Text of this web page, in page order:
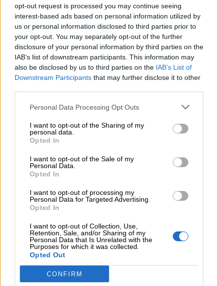
opt-out request is processed you may continue seeing
interest-based ads based on personal information utilized by
us or personal information disclosed to third parties prior to
your opt-out. You may separately opt-out of the further
disclosure of your personal information by third parties on the
IAB’s list of downstream participants. This information may
also be disclosed by us to third parties on the IAB’s List of
Downstream Participants that may further disclose it to other
Personal Data Processing Opt Outs
I want to opt-out of the Sharing of my
personal data.
Opted In
I want to opt-out of the Sale of my
Personal Data.
Opted In
I want to opt-out of processing my
Personal Data for Targeted Advertising.
Opted In
I want to opt-out of Collection, Use,
Retention, Sale, and/or Sharing of my
Personal Data that Is Unrelated with the
Purposes for which it was collected.
Opted Out
CONFIRM
06.08.2026 - 12:22
Kavita Patel - PhARMA Innovation Forum: Ένα στα πέντε
καινοτόμα φάρμακα φτάνει τελικά στην Ελλάδα
06.08.2026 - 11:37
Μείωση ασφαλιστικών εισφορών ύψους 240 εκατ. ευρώ
ζητούν οι έμποροι από την Κυβέρνηση
Ευρώπη: Μπορεί η κλιματική αλλαγή να οδηγήσει σε
06.08.2026 - 09:15
06.08.2026 - 08:40
Η γαλλική «ψήφος» στο «καλώδιο» και τα συμφέροντα, οι
ελληνικές τράπεζες «πρωταθλήτριες» στα δάνεια, νέο deal
Βαρδινογιάννη- Εξάρχου και ο διπλασιασμός των κερδών της
05.08.2026 - 13:37
Randy Schekman, Νομπελίστας Ιατρικής: «Σε πέντε χρόνια
μπορεί να έχουμε θεραπεία που αναστέλλει την εξέλιξη του
Πάρκινσον»
05.08.2026 - 12:33